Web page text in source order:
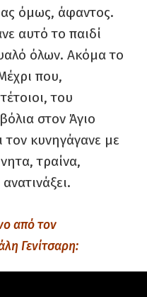
όμως, άφαντος.
αυτό το παιδί
όλων. Ακόμα το
που,
του
στον Άγιο
τον κυνηγάγανε με
τραίνα,
από τον
Γενίτσαρη: